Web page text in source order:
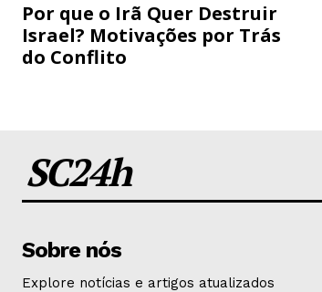
Por que o Irã Quer Destruir
Israel? Motivações por Trás
do Conflito
SC24h
Sobre nós
Explore notícias e artigos atualizados